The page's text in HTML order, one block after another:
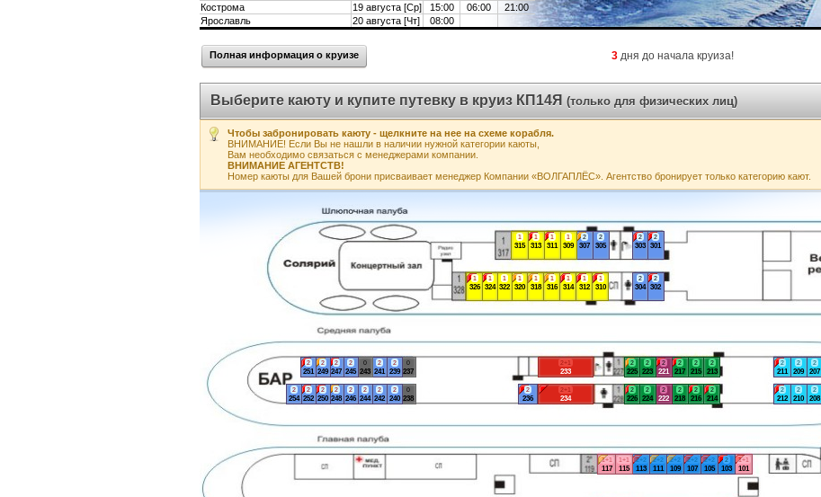
Кострома
19 августа [Ср] 15:00 06:00
21:00
Ярославль
20 августа [Чт] 08:00
Полная информация о круизе 3дня до начала круиза!
Выберите каюту и купите путевку в круиз КП14Я (только для физических лиц)
Чтобы забронировать каюту - щелкните на нее на схеме корабля.
ВНИМАНИЕ! Если Вы не нашли в наличии нужной категории каюты,
Вам необходимо связаться с менеджерами компании.
ВНИМАНИЕ АГЕНТСТВ!
Номер каюты для Вашей брони присваивает менеджер Компании «ВОЛГАПЛЁС». Агентство бронирует только категорию кают.
1+1
101
2
103
2+2
105
2+2
107
2+2
109
2+2
111
2+2
113
1+1
115
1+1
117
2
207
2
208
2
209
2
210
2
211
2
212
2
213
2
214
2
215
2
216
2
217
2
218
2
221
2
222
2
223
2
224
2
225
2
226
2+1
233
2+1
234
2
236
0
237
0
238
2
239
2
240
2
241
2
242
0
243
2
244
2
245
2
246
2
247
2
248
2
249
2
250
2
251
2
252
2
254
2
301
2
302
2
303
2
304
2
305
2
307
1
309
1
310
1
311
1
312
1
313
1
314
1
315
1
316
1
318
1
320
1
322
1
324
1
326